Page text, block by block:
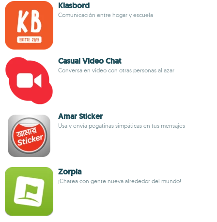
Klasbord
Comunicación entre hogar y escuela
Casual Video Chat
Conversa en vídeo con otras personas al azar
Amar Sticker
Usa y envía pegatinas simpáticas en tus mensajes
Zorpia
¡Chatea con gente nueva alrededor del mundo!